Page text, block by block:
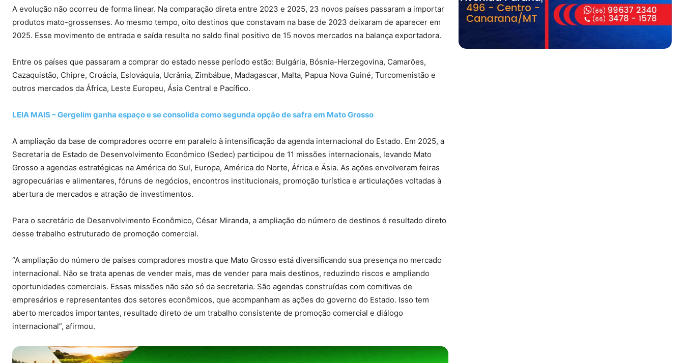
A evolução não ocorreu de forma linear. Na comparação direta entre 2023 e 2025, 23 novos países passaram a importar
produtos mato-grossenses. Ao mesmo tempo, oito destinos que constavam na base de 2023 deixaram de aparecer em
2025. Esse movimento de entrada e saída resulta no saldo final positivo de 15 novos mercados na balança exportadora.
Entre os países que passaram a comprar do estado nesse período estão: Bulgária, Bósnia-Herzegovina, Camarões,
Cazaquistão, Chipre, Croácia, Eslováquia, Ucrânia, Zimbábue, Madagascar, Malta, Papua Nova Guiné, Turcomenistão e
outros mercados da África, Leste Europeu, Ásia Central e Pacífico.
LEIA MAIS – Gergelim ganha espaço e se consolida como segunda opção de safra em Mato Grosso
A ampliação da base de compradores ocorre em paralelo à intensificação da agenda internacional do Estado. Em 2025, a
Secretaria de Estado de Desenvolvimento Econômico (Sedec) participou de 11 missões internacionais, levando Mato
Grosso a agendas estratégicas na América do Sul, Europa, América do Norte, África e Ásia. As ações envolveram feiras
agropecuárias e alimentares, fóruns de negócios, encontros institucionais, promoção turística e articulações voltadas à
abertura de mercados e atração de investimentos.
Para o secretário de Desenvolvimento Econômico, César Miranda, a ampliação do número de destinos é resultado direto
desse trabalho estruturado de promoção comercial.
“A ampliação do número de países compradores mostra que Mato Grosso está diversificando sua presença no mercado
internacional. Não se trata apenas de vender mais, mas de vender para mais destinos, reduzindo riscos e ampliando
oportunidades comerciais. Essas missões não são só da secretaria. São agendas construídas com comitivas de
empresários e representantes dos setores econômicos, que acompanham as ações do governo do Estado. Isso tem
aberto mercados importantes, resultado direto de um trabalho consistente de promoção comercial e diálogo
internacional”, afirmou.